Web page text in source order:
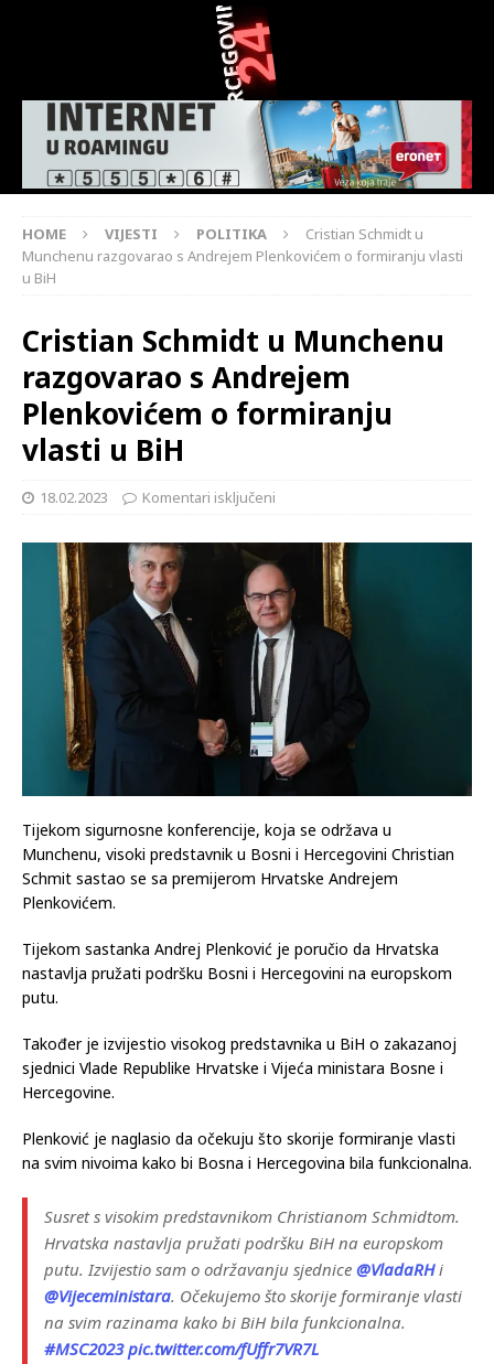
HOME VIJESTI POLITIKA
Cristian Schmidt u
Munchenu razgovarao s Andrejem Plenkovićem o formiranju vlasti
u BiH
Cristian Schmidt u Munchenu
razgovarao s Andrejem
Plenkovićem o formiranju
vlasti u BiH
18.02.2023 Komentari isključeni
Tijekom sigurnosne konferencije, koja se održava u
Munchenu, visoki predstavnik u Bosni i Hercegovini Christian
Schmit sastao se sa premijerom Hrvatske Andrejem
Plenkovićem.
Tijekom sastanka Andrej Plenković je poručio da Hrvatska
nastavlja pružati podršku Bosni i Hercegovini na europskom
putu.
Također je izvijestio visokog predstavnika u BiH o zakazanoj
sjednici Vlade Republike Hrvatske i Vijeća ministara Bosne i
Hercegovine.
Plenković je naglasio da očekuju što skorije formiranje vlasti
na svim nivoima kako bi Bosna i Hercegovina bila funkcionalna.
Susret s visokim predstavnikom Christianom Schmidtom.
Hrvatska nastavlja pružati podršku BiH na europskom
putu. Izvijestio sam o održavanju sjednice @VladaRHi
@Vijeceministara. Očekujemo što skorije formiranje vlasti
na svim razinama kako bi BiH bila funkcionalna.
#MSC2023 pic.twitter.com/fUffr7VR7L